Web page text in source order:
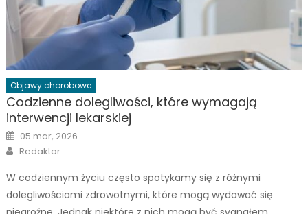
Objawy chorobowe
Codzienne dolegliwości, które wymagają
interwencji lekarskiej
Posted
on
05 mar, 2026
Author
Redaktor
W codziennym życiu często spotykamy się z różnymi
dolegliwościami zdrowotnymi, które mogą wydawać się